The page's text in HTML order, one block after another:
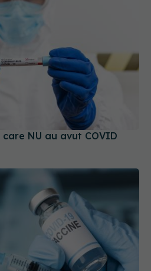
NU au avut COVID
actualizat pentru COVID.